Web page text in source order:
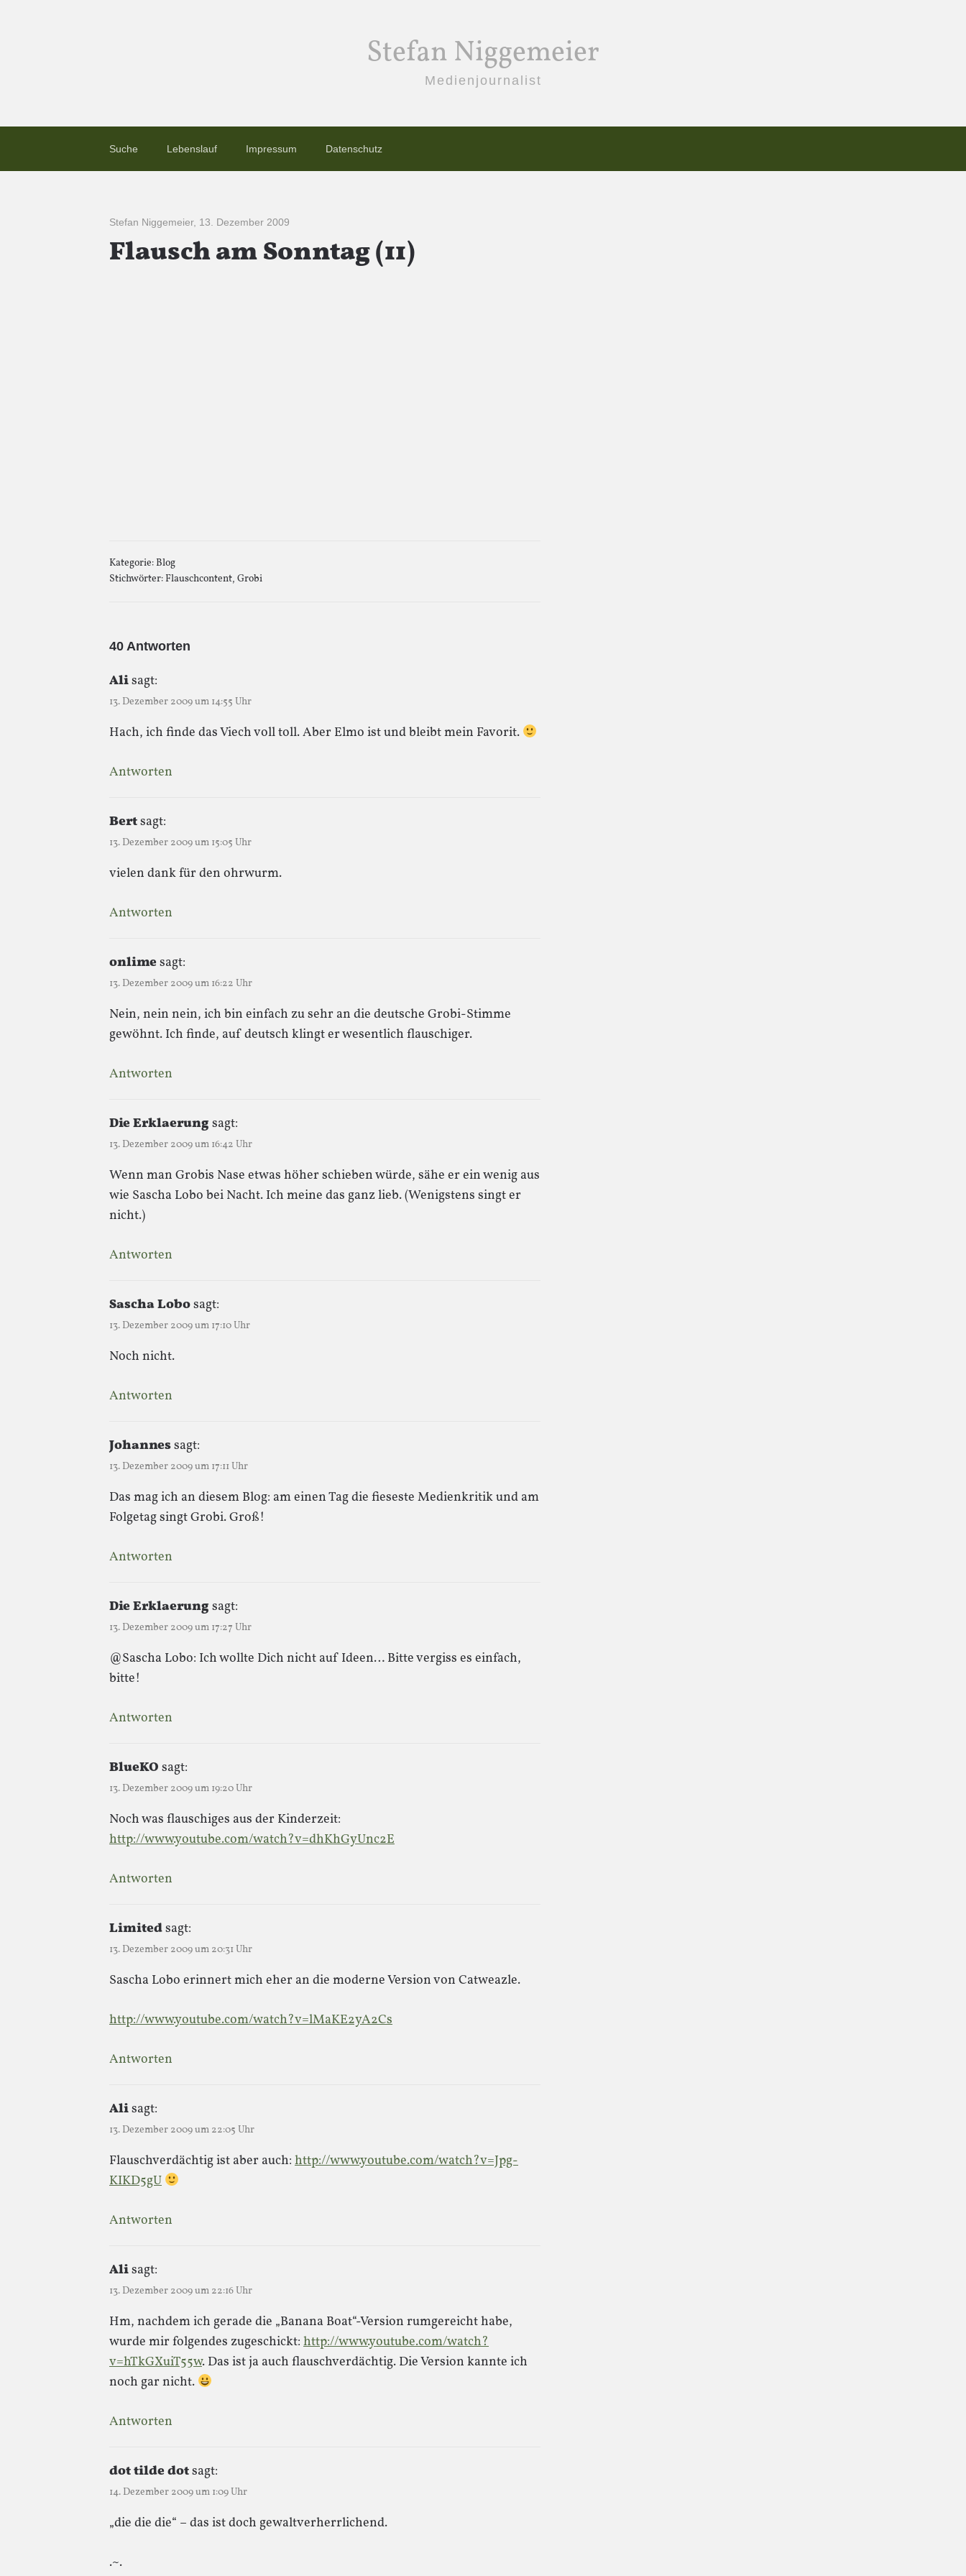
Stefan Niggemeier
Medienjournalist
Suche Lebenslauf Impressum Datenschutz
Stefan Niggemeier, 13. Dezember 2009
Flausch am Sonntag (11)
Kategorie:Blog
Stichwörter:Flauschcontent, Grobi
40 Antworten
Alisagt:
13. Dezember 2009 um 14:55 Uhr
Hach, ich finde das Viech voll toll. Aber Elmo ist und bleibt mein Favorit.
Antworten
Bertsagt:
13. Dezember 2009 um 15:05 Uhr
vielen dank für den ohrwurm.
Antworten
onlimesagt:
13. Dezember 2009 um 16:22 Uhr
Nein, nein nein, ich bin einfach zu sehr an die deutsche Grobi-Stimme
gewöhnt. Ich finde, auf deutsch klingt er wesentlich flauschiger.
Antworten
Die Erklaerungsagt:
13. Dezember 2009 um 16:42 Uhr
Wenn man Grobis Nase etwas höher schieben würde, sähe er ein wenig aus
wie Sascha Lobo bei Nacht. Ich meine das ganz lieb. (Wenigstens singt er
nicht.)
Antworten
Sascha Lobosagt:
13. Dezember 2009 um 17:10 Uhr
Noch nicht.
Antworten
Johannessagt:
13. Dezember 2009 um 17:11 Uhr
Das mag ich an diesem Blog: am einen Tag die fieseste Medienkritik und am
Folgetag singt Grobi. Groß!
Antworten
Die Erklaerungsagt:
13. Dezember 2009 um 17:27 Uhr
@Sascha Lobo: Ich wollte Dich nicht auf Ideen… Bitte vergiss es einfach,
bitte!
Antworten
BlueKO sagt:
13. Dezember 2009 um 19:20 Uhr
Noch was flauschiges aus der Kinderzeit:
http://www.youtube.com/watch?v=dhKhGyUnc2E
Antworten
Limitedsagt:
13. Dezember 2009 um 20:31 Uhr
Sascha Lobo erinnert mich eher an die moderne Version von Catweazle.
http://www.youtube.com/watch?v=lMaKE2yA2Cs
Antworten
Alisagt:
13. Dezember 2009 um 22:05 Uhr
Flauschverdächtig ist aber auch: http://www.youtube.com/watch?v=Jpg-
KIKD5gU
Antworten
Alisagt:
13. Dezember 2009 um 22:16 Uhr
Hm, nachdem ich gerade die „Banana Boat“-Version rumgereicht habe,
wurde mir folgendes zugeschickt: http://www.youtube.com/watch?
v=hTkGXuiT55w. Das ist ja auch flauschverdächtig. Die Version kannte ich
noch gar nicht.
Antworten
dot tilde dotsagt:
14. Dezember 2009 um 1:09 Uhr
„die die die“ – das ist doch gewaltverherrlichend.
.~.